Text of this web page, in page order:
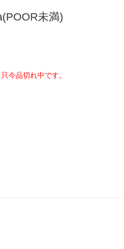
未満)
今品切れ中です。